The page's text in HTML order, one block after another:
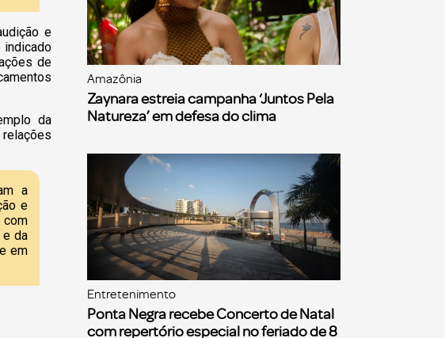
e
indicado
de
da
a
e
com
e da
em
Amazônia
Zaynara estreia campanha ‘Juntos Pela
Natureza’ em defesa do clima
Entretenimento
Ponta Negra recebe Concerto de Natal
com repertório especial no feriado de 8